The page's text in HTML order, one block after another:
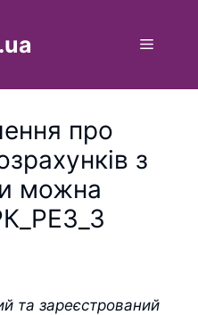
Меню
про
з
можна
та зареєстрований